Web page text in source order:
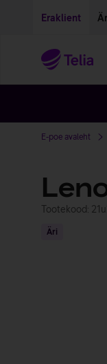
Eraklient
E-poe avaleht
Tootekood:
Äri